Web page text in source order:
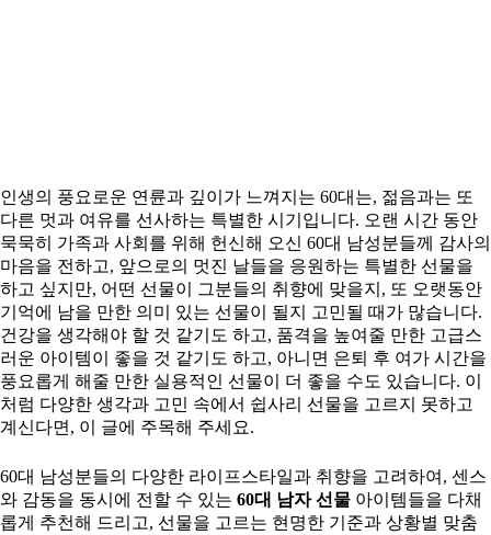
인생의 풍요로운 연륜과 깊이가 느껴지는 60대는, 젊음과는 또
다른 멋과 여유를 선사하는 특별한 시기입니다. 오랜 시간 동안
묵묵히 가족과 사회를 위해 헌신해 오신 60대 남성분들께 감사의
마음을 전하고, 앞으로의 멋진 날들을 응원하는 특별한 선물을
하고 싶지만, 어떤 선물이 그분들의 취향에 맞을지, 또 오랫동안
기억에 남을 만한 의미 있는 선물이 될지 고민될 때가 많습니다.
건강을 생각해야 할 것 같기도 하고, 품격을 높여줄 만한 고급스
러운 아이템이 좋을 것 같기도 하고, 아니면 은퇴 후 여가 시간을
풍요롭게 해줄 만한 실용적인 선물이 더 좋을 수도 있습니다. 이
처럼 다양한 생각과 고민 속에서 쉽사리 선물을 고르지 못하고
계신다면, 이 글에 주목해 주세요.
60대 남성분들의 다양한 라이프스타일과 취향을 고려하여, 센스
와 감동을 동시에 전할 수 있는 60대 남자 선물 아이템들을 다채
롭게 추천해 드리고, 선물을 고르는 현명한 기준과 상황별 맞춤